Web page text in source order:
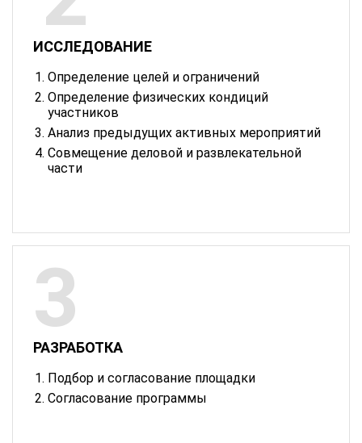
ИССЛЕДОВАНИЕ
Определение целей и ограничений
Определение физических кондиций
участников
Анализ предыдущих активных мероприятий
Совмещение деловой и развлекательной
части
РАЗРАБОТКА
Подбор и согласование площадки
Согласование программы